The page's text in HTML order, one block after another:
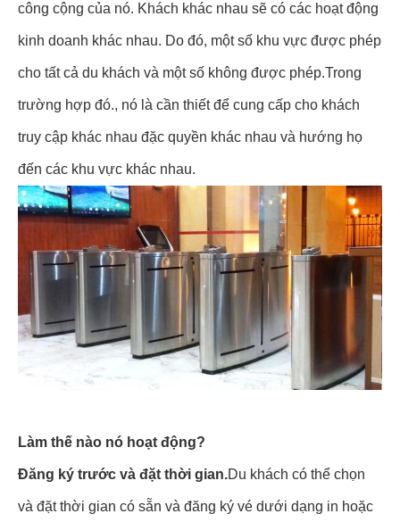
công cộng của nó. Khách khác nhau sẽ có các hoạt động
kinh doanh khác nhau. Do đó, một số khu vực được phép
cho tất cả du khách và một số không được phép.Trong
trường hợp đó., nó là cần thiết để cung cấp cho khách
truy cập khác nhau đặc quyền khác nhau và hướng họ
đến các khu vực khác nhau.
Làm thế nào nó hoạt động?
Đăng ký trước và đặt thời gian.Du khách có thể chọn
và đặt thời gian có sẵn và đăng ký vé dưới dạng in hoặc